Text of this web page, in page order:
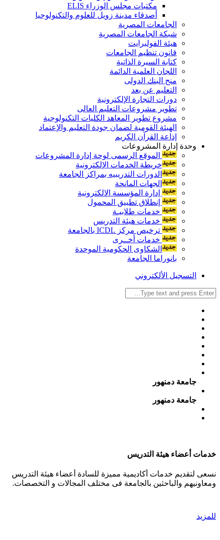
مكتبات مجلس الوزراء ELIS
أصدقاء مدينة زويل للعلوم والتكنولوجيا
الجامعات المصرية
شبكة الجامعات المصرية
هيئة الفولبرايت
قانون تنظيم الجامعات
كتابة السيرة الذاتية
اللجان العلمية الدائمة
منح البنك الدولى
التعليم عن بعد
دورات التجارة الإلكترونية
تطوير مشروعات التعليم العالى
مشروع تطوير المعاهد الكليات التكنولوجية
الهيئة القومية لضمان جودة التعليم والإعتماد
إذاعة القرآن الكريم
وحدة إدارة المشروعات
الموقع الرسمى لوحة إدارة المشروعات
خريطة الخدمات الإلكترونية
الدورات التدريبيه بمراكز الجامعة
الجهات المانحة
إدارة المؤسسة الالكترونية
إنطلاق تطبيق المحمول
خدمات طلابيـة
خدمات هيئة التدريس
ترخيص مركز ICDL بالجامعة
خدمات أخــرى
الشكاوى الحكومية الموحدة
بانوراما الجامعة
التسجيل الألكتروني
جامعة دمنهور
جامعة دمنهور
خدمات أعضاء هيئة التدريس
نسعى لتقديم خدمات أكاديمية مميزة للسادة أعضاء هيئة التدريس
ومعاونيهم والباحثين بالجامعة فى مختلف المجالات و التخصصات.
للمزيد